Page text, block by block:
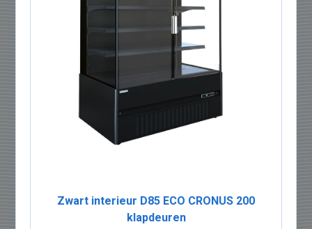
Zwart interieur D85 ECO CRONUS 200
klapdeuren